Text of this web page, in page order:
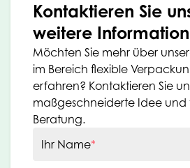
Kontaktieren Sie
weitere
Möchten Sie mehr über
im Bereich flexible
erfahren? Kontaktieren Sie
maßgeschneiderte Idee
Beratung.
Ihr Name*